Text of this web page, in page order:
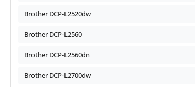
Brother DCP-L2520dw
Brother DCP-L2560
Brother DCP-L2560dn
Brother DCP-L2700dw